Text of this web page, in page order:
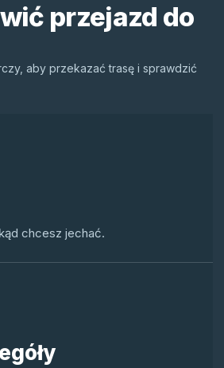
przejazd do
aby przekazać trasę i sprawdzić
chcesz jechać.